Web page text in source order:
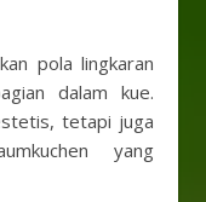
pola lingkaran
dalam kue.
tetapi juga
yang